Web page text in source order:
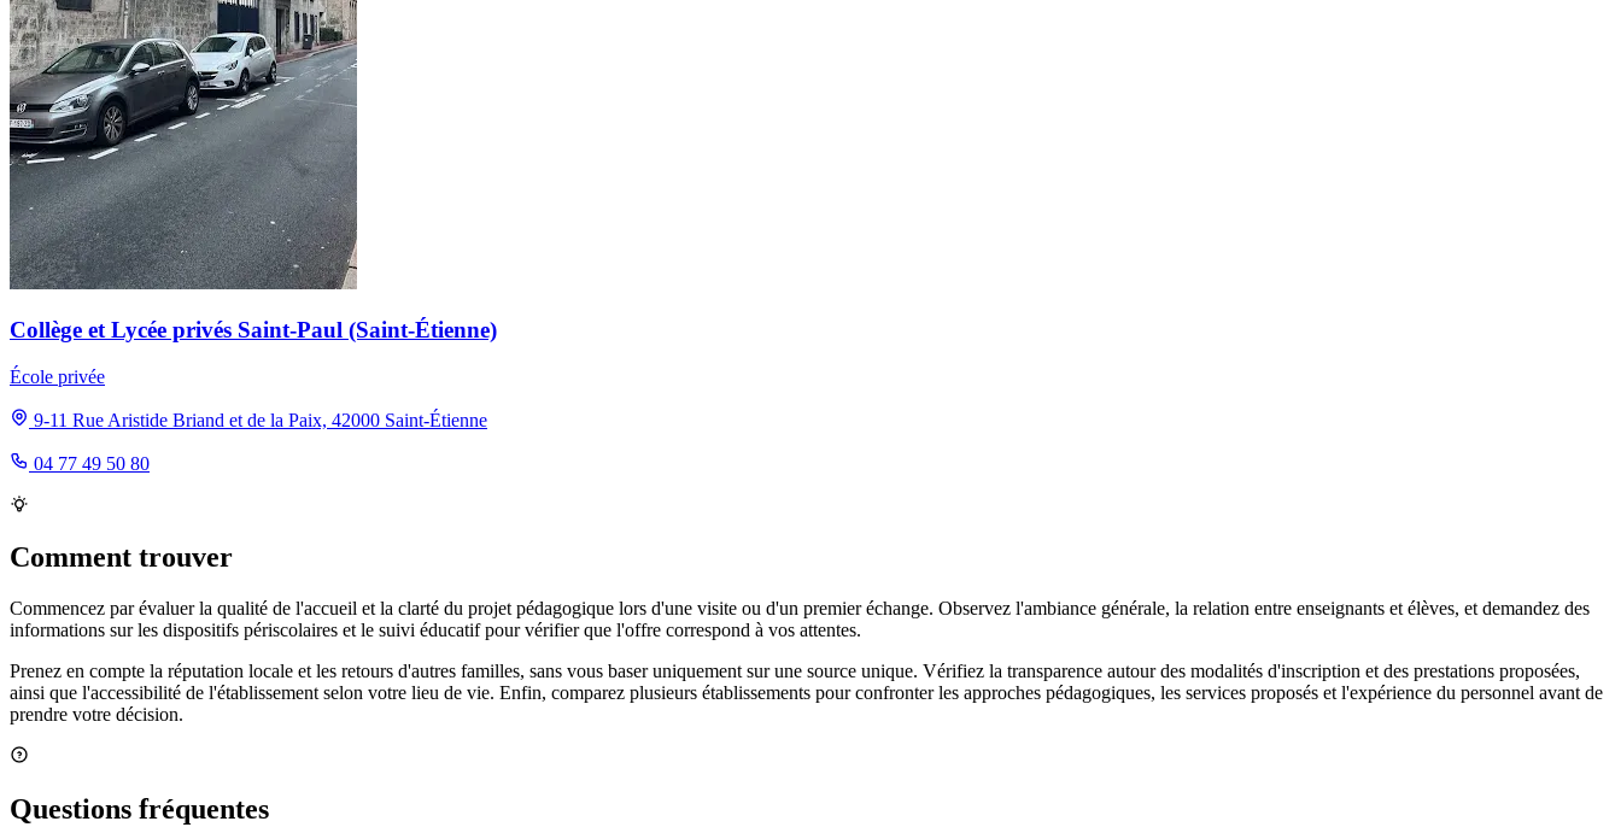
Collège et Lycée privés Saint-Paul (Saint-Étienne)
École privée
9-11 Rue Aristide Briand et de la Paix, 42000 Saint-Étienne
04 77 49 50 80
Comment trouver
Commencez par évaluer la qualité de l'accueil et la clarté du projet pédagogique lors d'une visite ou d'un premier échange. Observez l'ambiance générale, la relation entre enseignants et élèves, et demandez des
informations sur les dispositifs périscolaires et le suivi éducatif pour vérifier que l'offre correspond à vos attentes.
Prenez en compte la réputation locale et les retours d'autres familles, sans vous baser uniquement sur une source unique. Vérifiez la transparence autour des modalités d'inscription et des prestations proposées,
ainsi que l'accessibilité de l'établissement selon votre lieu de vie. Enfin, comparez plusieurs établissements pour confronter les approches pédagogiques, les services proposés et l'expérience du personnel avant de
prendre votre décision.
Questions fréquentes